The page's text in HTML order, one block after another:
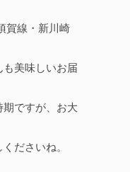
賀線・新川崎
美味しいお届
ですが、お大
ださいね。